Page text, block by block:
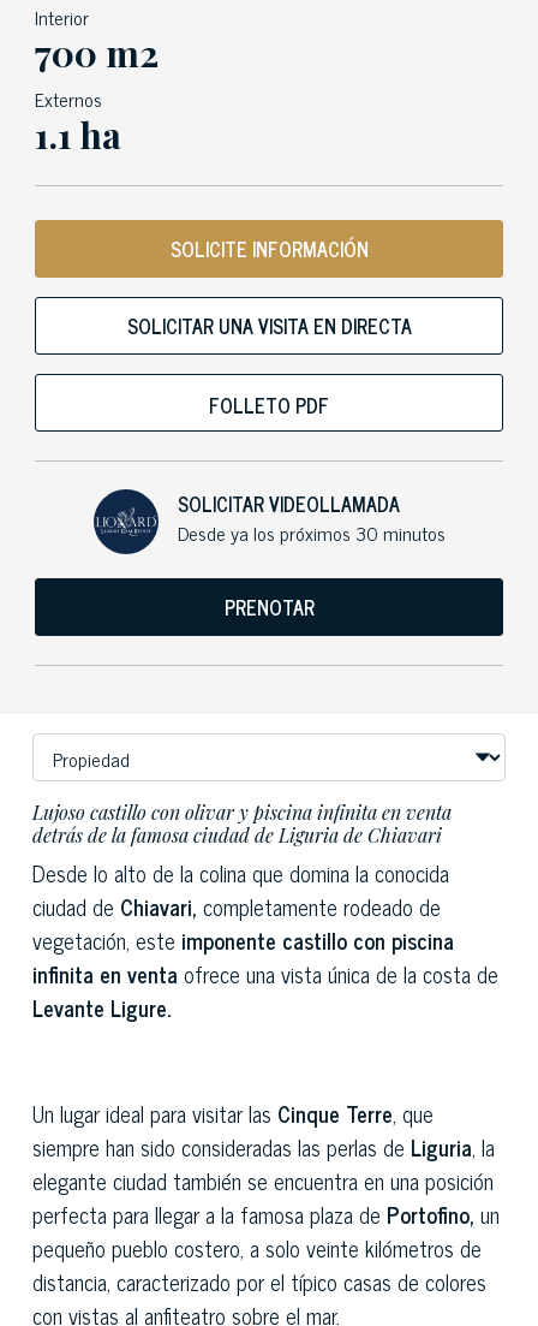
Interior
700 m2
Externos
1.1 ha
SOLICITE INFORMACIÓN
SOLICITAR UNA VISITA EN DIRECTA
FOLLETO PDF
SOLICITAR VIDEOLLAMADA
Desde ya los próximos 30 minutos
PRENOTAR
Lujoso castillo con olivar y piscina infinita en venta
detrás de la famosa ciudad de Liguria de Chiavari
Desde lo alto de la colina que domina la conocida
ciudad de Chiavari, completamente rodeado de
vegetación, este imponente castillo con piscina
infinita en venta ofrece una vista única de la costa de
Levante Ligure.
Un lugar ideal para visitar las Cinque Terre, que
siempre han sido consideradas las perlas de Liguria, la
elegante ciudad también se encuentra en una posición
perfecta para llegar a la famosa plaza de Portofino, un
pequeño pueblo costero, a solo veinte kilómetros de
distancia, caracterizado por el típico casas de colores
con vistas al anfiteatro sobre el mar.